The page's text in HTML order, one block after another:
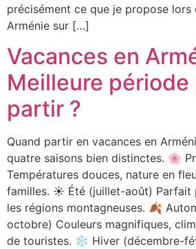
précisément ce que je propose lors
Arménie sur […]
Vacances en
Meilleure période
partir ?
Quand partir en vacances en
quatre saisons bien distinctes. 🌸
Températures douces, nature en
familles. ☀️ Été (juillet-août) Parfait
les régions montagneuses. 🍂
octobre) Couleurs magnifiques,
de touristes. ❄️ Hiver (décembre-